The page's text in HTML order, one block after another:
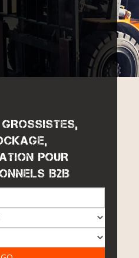
POUR
B2B